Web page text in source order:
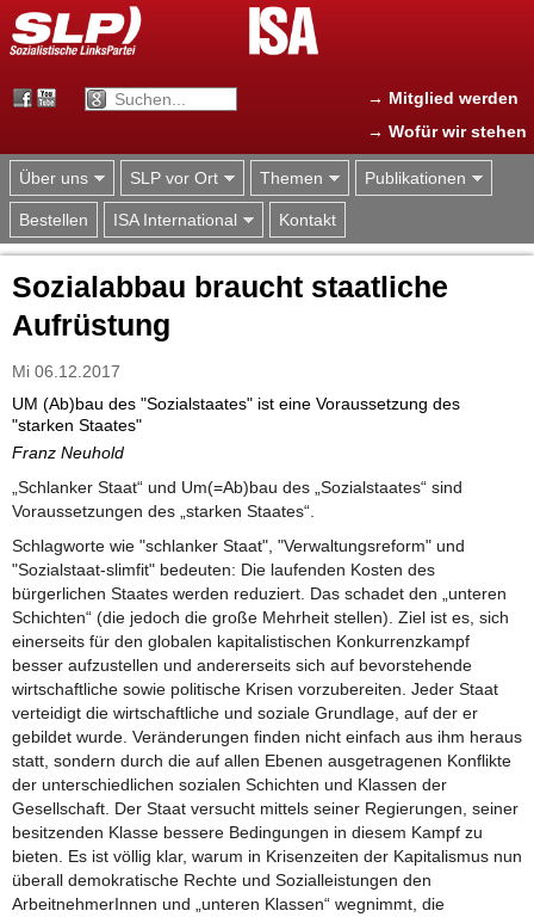
Jump to navigation
→ Mitglied werden
→ Wofür wir stehen
Über uns SLP vor Ort Themen Publikationen
Bestellen ISA International Kontakt
Sozialabbau braucht staatliche
Aufrüstung
Mi 06.12.2017
UM (Ab)bau des "Sozialstaates" ist eine Voraussetzung des
"starken Staates"
Franz Neuhold
„Schlanker Staat“ und Um(=Ab)bau des „Sozialstaates“ sind
Voraussetzungen des „starken Staates“.
Schlagworte wie "schlanker Staat", "Verwaltungsreform" und
"Sozialstaat-slimfit" bedeuten: Die laufenden Kosten des
bürgerlichen Staates werden reduziert. Das schadet den „unteren
Schichten“ (die jedoch die große Mehrheit stellen). Ziel ist es, sich
einerseits für den globalen kapitalistischen Konkurrenzkampf
besser aufzustellen und andererseits sich auf bevorstehende
wirtschaftliche sowie politische Krisen vorzubereiten. Jeder Staat
verteidigt die wirtschaftliche und soziale Grundlage, auf der er
gebildet wurde. Veränderungen finden nicht einfach aus ihm heraus
statt, sondern durch die auf allen Ebenen ausgetragenen Konflikte
der unterschiedlichen sozialen Schichten und Klassen der
Gesellschaft. Der Staat versucht mittels seiner Regierungen, seiner
besitzenden Klasse bessere Bedingungen in diesem Kampf zu
bieten. Es ist völlig klar, warum in Krisenzeiten der Kapitalismus nun
überall demokratische Rechte und Sozialleistungen den
ArbeitnehmerInnen und „unteren Klassen“ wegnimmt, die